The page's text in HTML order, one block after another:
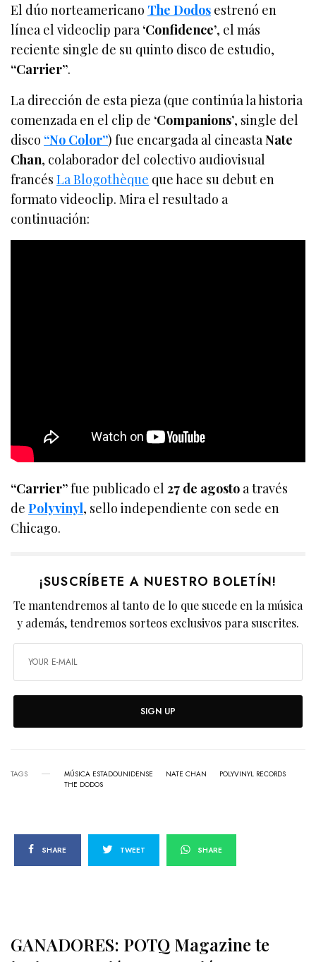
El dúo norteamericano The Dodos estrenó en
línea el videoclip para ‘Confidence’, el más
reciente single de su quinto disco de estudio,
“Carrier”.
La dirección de esta pieza (que continúa la historia
comenzada en el clip de ‘Companions’, single del
disco “No Color”) fue encargada al cineastaNate
Chan, colaborador del colectivo audiovisual
francésLa Blogothèque que hace su debut en
formato videoclip. Mira el resultado a
continuación:
“Carrier”fue publicado el27 de agosto a través
dePolyvinyl, sello independiente con sede en
Chicago.
¡SUSCRÍBETE A NUESTRO BOLETÍN!
Te mantendremos al tanto de lo que sucede en la música
y además, tendremos sorteos exclusivos para suscrites.
SIGN UP
TAGS MÚSICA ESTADOUNIDENSE NATE CHAN
POLYVINYL RECORDS
THE DODOS
SHARE TWEET SHARE
GANADORES: POTQ Magazine te